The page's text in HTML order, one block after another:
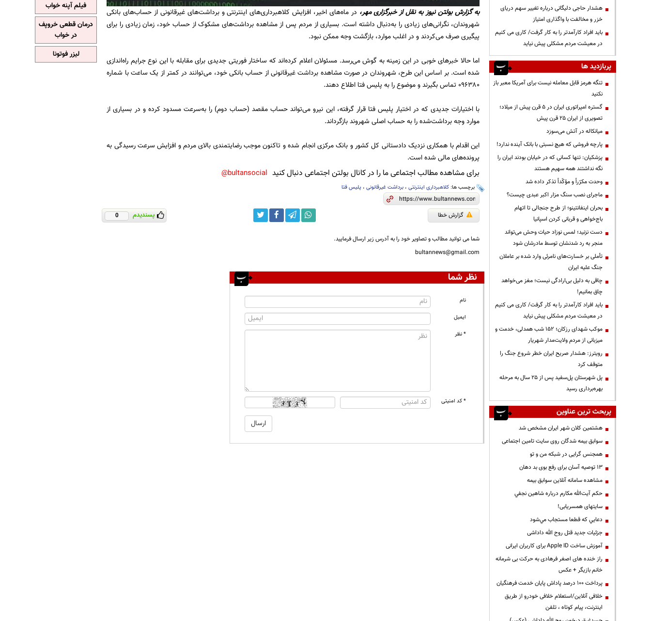
به گزارشبولتن نیوزبه نقل از خبرگزاری مهر، در ماه‌های اخیر، افزایش کلاهبرداری‌های اینترنتی و برداشت‌های غیرقانونی از حساب‌های بانکی
شهروندان، نگرانی‌های زیادی را به‌دنبال داشته است. بسیاری از مردم پس از مشاهده برداشت‌های مشکوک از حساب خود، زمان زیادی را برای
پیگیری صرف می‌کردند و در اغلب موارد، بازگشت وجه ممکن نبود.
اما حالا خبرهای خوبی در این زمینه به گوش می‌رسد. مسئولان اعلام کرده‌اند که ساختار فوریتی جدیدی برای مقابله با این نوع جرایم راه‌اندازی
شده است. بر اساس این طرح، شهروندان در صورت مشاهده برداشت غیرقانونی از حساب بانکی خود، می‌توانند در کمتر از یک ساعت با شماره
۰۹۶۳۸۰ تماس بگیرند و موضوع را به پلیس فتا اطلاع دهند.
با اختیارات جدیدی که در اختیار پلیس فتا قرار گرفته، این نیرو می‌تواند حساب مقصد (حساب دوم) را به‌سرعت مسدود کرده و در بسیاری از
موارد وجه برداشت‌شده را به حساب اصلی شهروند بازگرداند.
این اقدام با همکاری نزدیک دادستانی کل کشور و بانک مرکزی انجام شده و تاکنون موجب رضایتمندی بالای مردم و افزایش سرعت رسیدگی به
پرونده‌های مالی شده است.
برای مشاهده مطالب اجتماعی ما را در کانال بولتن اجتماعی دنبال کنید bultansocial@
برچسب ها: کلاهبرداری اینترنتی، برداشت غیرقانونی، پلیس فتا
گزارش خطا پسندیدم 0
شما می توانید مطالب و تصاویر خود را به آدرس زیر ارسال فرمایید.
bultannews@gmail.com
نظر شما
نام
ایمیل
* نظر
* کد امنیتی
هشدار حاجی دلیگانی درباره تغییر سهم دریای
خزر و مخالفت با واگذاری امتیاز
باید افراد کارآمدتر را به کار گرفت/ کاری می کنیم
در معیشت مردم مشکلی پیش نیاید
پربازدید ها
تنگه هرمز قابل معامله نیست برای آمریکا معبر باز
نکنید
گستره امپراتوری ایران در ۵ قرن پیش از میلاد؛
تصویری از ایران ۲۵ قرن پیش
میانکاله در آتش می‌سوزد
پارچه فروشی که هیچ نسبتی با بانک آینده ندارد!
پزشکیان: تنها کسانی که در خیابان بودند ایران را
نگه نداشتند همه سهیم هستند
وحدت مکرّراً و مؤکّداً تذکر داده شد
ماجرای نصب سنگ مزار اکبر عبدی چیست؟
بحران اینفانتینو؛ از طرح جنجالی تا اتهام
باج‌خواهی و قربانی کردن اسپانیا
دست نزنید؛ لمس نوزاد حیات وحش می‌تواند
منجر به رد شدنشان توسط مادرشان شود
تأملی بر خسارت‌های نامرئی وارد شده بر عاملان
جنگ علیه ایران
چاقی به دلیل بی‌ارادگی نیست؛ مغز می‌خواهد
چاق بمانیم!
باید افراد کارآمدتر را به کار گرفت/ کاری می کنیم
در معیشت مردم مشکلی پیش نیاید
موکب شهدای رزکان؛ ۱۵۲ شب همدلی، خدمت و
میزبانی از مردم ولایت‌مدار شهریار
رویترز: هشدار صریح ایران خطر شروع جنگ را
متوقف کرد
پل شهرستان پل‌سفید پس از ۲۵ سال به مرحله
بهره‌برداری رسید
پربحث ترین عناوین
هشتمین کلان شهر ایران مشخص شد
سوابق بیمه شدگان روی سایت تامین اجتماعی
همجنس گرایی در شبکه من و تو
13 توصیه آسان برای رفع بوی بد دهان
مشاهده سامانه آنلاين سوابق بیمه
حكم آيت‌الله مكارم درباره شاهين نجفي
سایتهای همسریابی!
دعايي كه قطعا مستجاب مي‌شود
جزئیات جدید قتل روح الله داداشی
آموزش ساخت Apple ID برای کاربران ایرانی
راز خنده های اصغر فرهادی به حرکت بی شرمانه
خانم بازیگر + عکس
پرداخت ۱۰۰ درصد پاداش پایان خدمت فرهنگیان
خلافی آنلاین/استعلام خلافی خودرو از طریق
اینترنت، پیام کوتاه ، تلفن
فیلم آپنه خواب
درمان قطعی خروپف
در خواب
لیزر فوتونا